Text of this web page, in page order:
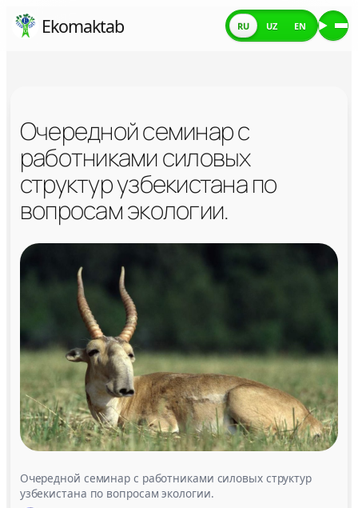
Skip Ekomaktab RU UZ EN
Очередной семинар с
работниками силовых
структур узбекистана по
вопросам экологии.
Очередной семинар с работниками силовых структур
узбекистана по вопросам экологии.